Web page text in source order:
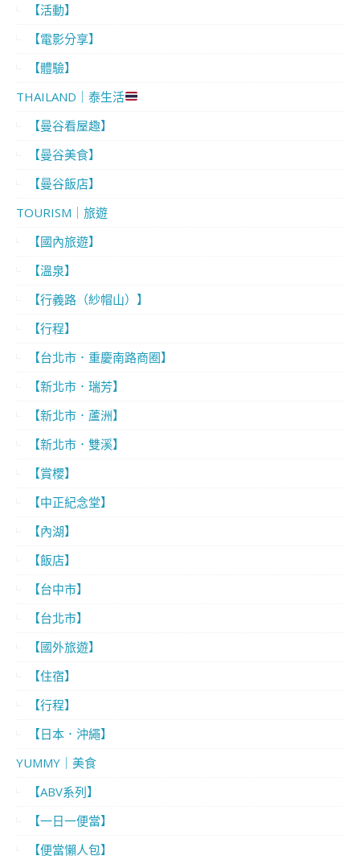
【活動】
【電影分享】
【體驗】
THAILAND｜泰生活
【曼谷看屋趣】
【曼谷美食】
【曼谷飯店】
TOURISM｜旅遊
【國內旅遊】
【溫泉】
【行義路（紗帽山）】
【行程】
【台北市．重慶南路商圈】
【新北市．瑞芳】
【新北市．蘆洲】
【新北市．雙溪】
【賞櫻】
【中正紀念堂】
【內湖】
【飯店】
【台中市】
【台北市】
【國外旅遊】
【住宿】
【行程】
【日本．沖繩】
YUMMY｜美食
【ABV系列】
【一日一便當】
【便當懶人包】